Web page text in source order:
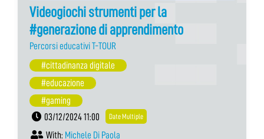
Videogiochi strumenti per la
#generazione di apprendimento
Percorsi educativi T-TOUR
#cittadinanza digitale
#educazione
#gaming
03/12/2024 11:00
Date Multiple
With: Michele Di Paola